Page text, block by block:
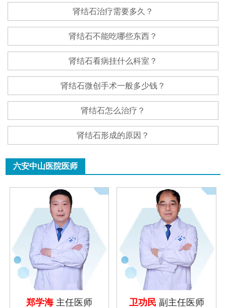
肾结石治疗需要多久？
肾结石不能吃哪些东西？
肾结石看病挂什么科室？
肾结石微创手术一般多少钱？
肾结石怎么治疗？
肾结石形成的原因？
六安中山医院医师
郑学海主任医师 卫功民 副主任医师